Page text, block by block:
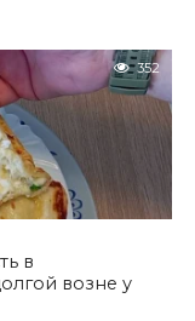
352
в
возне у